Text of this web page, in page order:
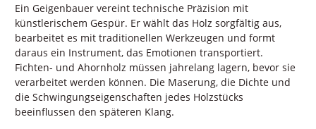
Ein Geigenbauer vereint technische Präzision mit
künstlerischem Gespür. Er wählt das Holz sorgfältig aus,
bearbeitet es mit traditionellen Werkzeugen und formt
daraus ein Instrument, das Emotionen transportiert.
Fichten- und Ahornholz müssen jahrelang lagern, bevor sie
verarbeitet werden können. Die Maserung, die Dichte und
die Schwingungseigenschaften jedes Holzstücks
beeinflussen den späteren Klang.